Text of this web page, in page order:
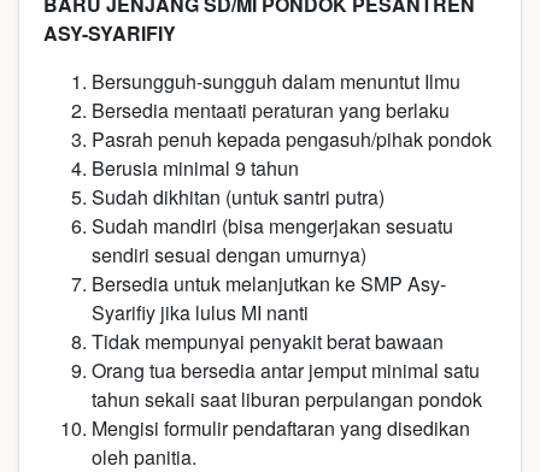
ASY-SYARIFIY
Bersungguh-sungguh dalam menuntut Ilmu
Bersedia mentaati peraturan yang berlaku
Pasrah penuh kepada pengasuh/pihak pondok
Berusia minimal 9 tahun
Sudah dikhitan (untuk santri putra)
Sudah mandiri (bisa mengerjakan sesuatu
sendiri sesuai dengan umurnya)
Bersedia untuk melanjutkan ke SMP Asy-
Syarifiy jika lulus MI nanti
Tidak mempunyai penyakit berat bawaan
Orang tua bersedia antar jemput minimal satu
tahun sekali saat liburan perpulangan pondok
Mengisi formulir pendaftaran yang disedikan
oleh panitia.